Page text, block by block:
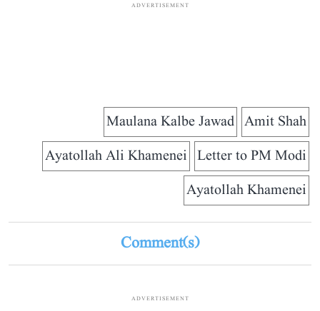
ADVERTISEMENT
Amit Shah
Maulana Kalbe Jawad
Letter to PM Modi
Ayatollah Ali Khamenei
Ayatollah Khamenei
Comment(s)
ADVERTISEMENT